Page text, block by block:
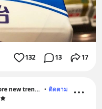
132 13 17
No.1 lifestyle blog that explore new trend and history • ติดตาม